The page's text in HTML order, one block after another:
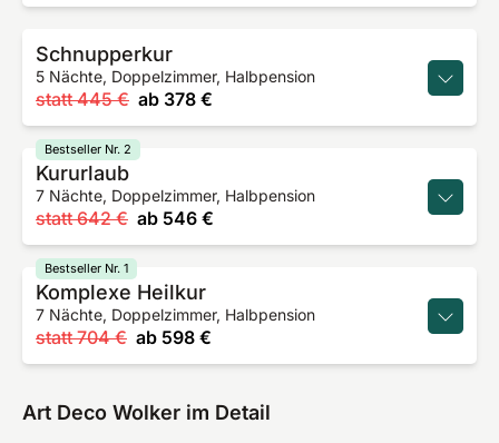
Schnupperkur
5 Nächte, Doppelzimmer, Halbpension
statt 445 € ab 378 €
Kururlaub
7 Nächte, Doppelzimmer, Halbpension
statt 642 € ab 546 €
Bestseller Nr. 2
Komplexe Heilkur
7 Nächte, Doppelzimmer, Halbpension
statt 704 € ab 598 €
Bestseller Nr. 1
Art Deco Wolker im Detail